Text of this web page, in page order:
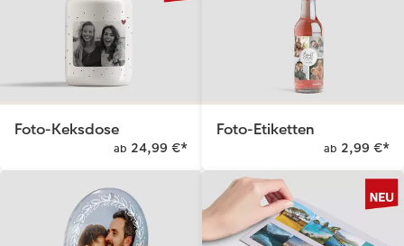
Anleitungen & Hilfe
Inspiration
Neuheiten
im Wunschformat
Neuheiten
Extras
Neuheiten
CEWE myPhotos
Neuheiten
Foto-Keksdose
ab 24,99 €*
Foto-Etiketten
ab 2,99 €*